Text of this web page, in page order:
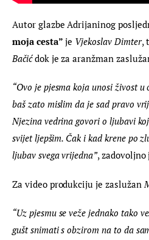
Autor glazbe Adrijaninog
moja cesta” je Vjekoslav Dimter,
Bačić dok je za aranžman
“Ovo je pjesma koja unosi živost u
baš zato mislim da je sad pravo
Njezina vedrina govori o ljubavi
svijet ljepšim. Čak i kad krene po
ljubav svega vrijedna”,
Za video produkciju je zaslužan
“Uz pjesmu se veže jednako tako
gušt snimati s obzirom na to da